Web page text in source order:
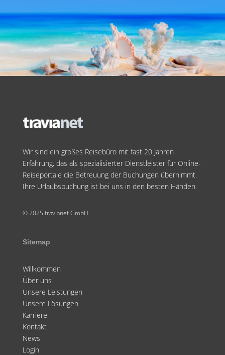
Wir sind ein großes Reisebüro mit fast 20 Jahren
Erfahrung, das als spezialisierter Dienstleister für Online-
Reiseportale die Betreuung der Buchungen übernimmt.
Ihre Urlaubsbuchung ist bei uns in den besten Händen.
© 2025 travianet GmbH
Sitemap
Willkommen
Über uns
Unsere Leistungen
Unsere Lösungen
Karriere
Kontakt
News
Login